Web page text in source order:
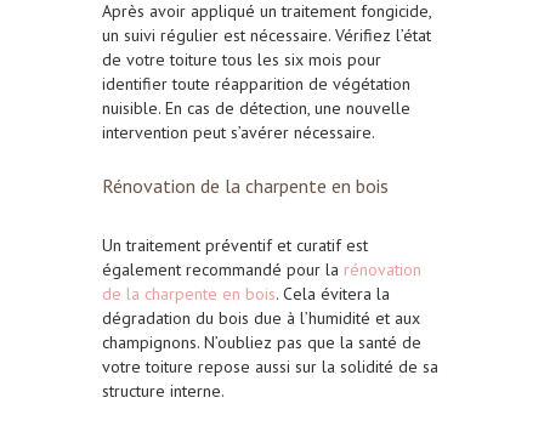
Après avoir appliqué un traitement fongicide,
un suivi régulier est nécessaire. Vérifiez l’état
de votre toiture tous les six mois pour
identifier toute réapparition de végétation
nuisible. En cas de détection, une nouvelle
intervention peut s’avérer nécessaire.
Rénovation de la charpente en bois
Un traitement préventif et curatif est
également recommandé pour la rénovation
de la charpente en bois. Cela évitera la
dégradation du bois due à l’humidité et aux
champignons. N’oubliez pas que la santé de
votre toiture repose aussi sur la solidité de sa
structure interne.